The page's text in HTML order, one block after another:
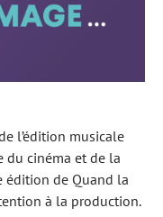
l’édition musicale
du cinéma et de la
édition de Quand la
à la production.